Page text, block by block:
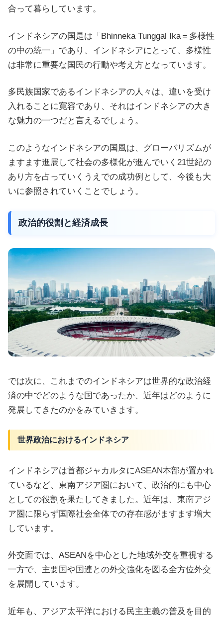
合って暮らしています。
インドネシアの国是は「Bhinneka Tunggal Ika＝多様性
の中の統一」であり、インドネシアにとって、多様性
は非常に重要な国民の行動や考え方となっています。
多民族国家であるインドネシアの人々は、違いを受け
入れることに寛容であり、それはインドネシアの大き
な魅力の一つだと言えるでしょう。
このようなインドネシアの国風は、グローバリズムが
ますます進展して社会の多様化が進んでいく21世紀の
あり方を占っていくうえでの成功例として、今後も大
いに参照されていくことでしょう。
政治的役割と経済成長
では次に、これまでのインドネシアは世界的な政治経
済の中でどのような国であったか、近年はどのように
発展してきたのかをみていきます。
世界政治におけるインドネシア
インドネシアは首都ジャカルタにASEAN本部が置かれ
ているなど、東南アジア圏において、政治的にも中心
としての役割を果たしてきました。近年は、東南アジ
ア圏に限らず国際社会全体での存在感がますます増大
しています。
外交面では、ASEANを中心とした地域外交を重視する
一方で、主要国や国連との外交強化を図る全方位外交
を展開しています。
近年も、アジア太平洋における民主主義の普及を目的